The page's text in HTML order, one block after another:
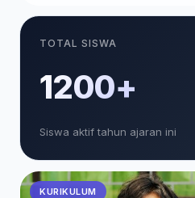
TOTAL SISWA
1200+
Siswa aktif tahun ajaran ini
KURIKULUM